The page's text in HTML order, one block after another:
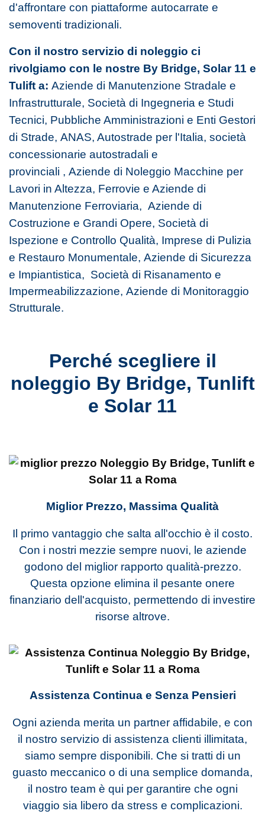
d'affrontare con piattaforme autocarrate e
semoventi tradizionali.
Con il nostro servizio di noleggio ci
rivolgiamo con le nostre By Bridge, Solar 11 e
Tulift a: Aziende di Manutenzione Stradale e
Infrastrutturale, Società di Ingegneria e Studi
Tecnici, Pubbliche Amministrazioni e Enti Gestori
di Strade, ANAS, Autostrade per l'Italia, società
concessionarie autostradali e
provinciali , Aziende di Noleggio Macchine per
Lavori in Altezza, Ferrovie e Aziende di
Manutenzione Ferroviaria, Aziende di
Costruzione e Grandi Opere, Società di
Ispezione e Controllo Qualità, Imprese di Pulizia
e Restauro Monumentale, Aziende di Sicurezza
e Impiantistica, Società di Risanamento e
Impermeabilizzazione, Aziende di Monitoraggio
Strutturale.
Perché scegliere il
noleggio By Bridge, Tunlift
e Solar 11
Miglior Prezzo, Massima Qualità
Il primo vantaggio che salta all'occhio è il costo.
Con i nostri mezzie sempre nuovi, le aziende
godono del miglior rapporto qualità-prezzo.
Questa opzione elimina il pesante onere
finanziario dell'acquisto, permettendo di investire
risorse altrove.
Assistenza Continua e Senza Pensieri
Ogni azienda merita un partner affidabile, e con
il nostro servizio di assistenza clienti illimitata,
siamo sempre disponibili. Che si tratti di un
guasto meccanico o di una semplice domanda,
il nostro team è qui per garantire che ogni
viaggio sia libero da stress e complicazioni.